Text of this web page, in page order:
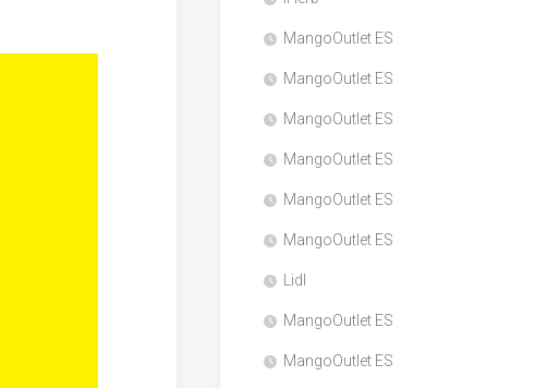
MangoOutlet ES
MangoOutlet ES
MangoOutlet ES
MangoOutlet ES
MangoOutlet ES
MangoOutlet ES
Lidl
MangoOutlet ES
MangoOutlet ES